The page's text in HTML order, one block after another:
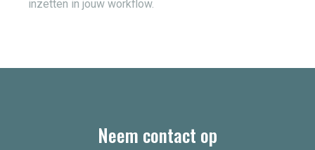
inzetten in jouw workflow.
Neem contact op